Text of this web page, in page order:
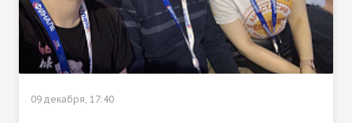
09 декабря, 17:40